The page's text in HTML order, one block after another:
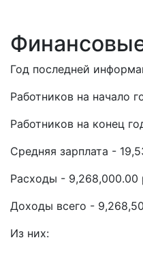
Год последней
Работников на начало
Работников на конец
Средняя зарплата -
Расходы - 9,268,000.00
Доходы всего -
Из них: